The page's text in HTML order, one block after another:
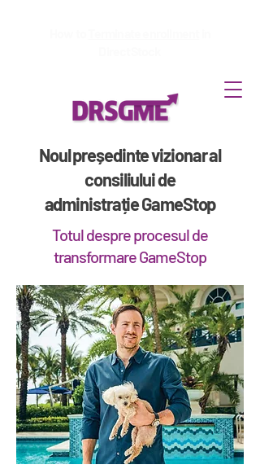
Noul președinte vizionar al
consiliului de
administrație GameStop
Totul despre procesul de
transformare GameStop